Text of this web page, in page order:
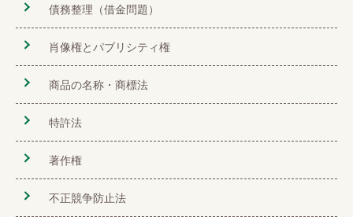
債務整理（借金問題）
肖像権とパブリシティ権
商品の名称・商標法
特許法
著作権
不正競争防止法